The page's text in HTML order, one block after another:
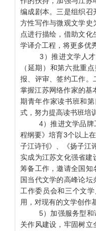
编成剧本。三是组织召
方性写作与微观文学史
点进行描绘，借助文
学译介工程，将更多优
3）推进文学人才工
（延期）和第六批重
报、评审、签约工作。
掌握江苏网络作家的基
期青年作家读书班和
式，努力提高读书班培
4）推进文学品牌工
程纲要》培育3个以上
子江诗刊》、《扬子江
实成为江苏文化强省建
筹备工作，邀请全国知
国当代文学的高峰论
工作委员会和三个文
用，对现有的文学创作
5）加强服务型和谐
关作风建设，牢固树